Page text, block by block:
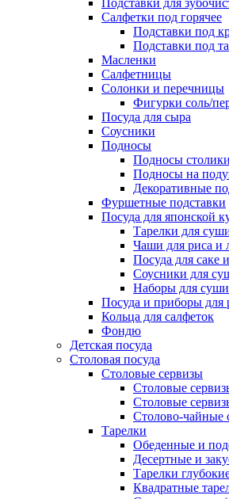
Подставки для
Салфетки под горячее
Подставки под
Подставки под
Масленки
Салфетницы
Солонки и перечницы
Фигурки соль/
Посуда для сыра
Соусники
Подносы
Подносы столики
Подносы на
Декоративные
Фуршетные подставки
Посуда для японской
Тарелки для
Чаши для риса и
Посуда для саке
Соусники для
Наборы для суши
Посуда и приборы
Кольца для салфеток
Фондю
Детская посуда
Столовая посуда
Столовые сервизы
Столовые
Столовые
Столово-чайные
Тарелки
Обеденные и
Десертные и
Тарелки
Квадратные